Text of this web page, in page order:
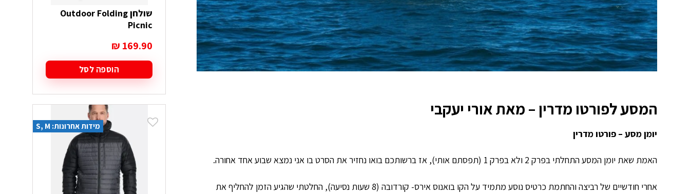
המסע לפורטו מדרין – מאת אורי יעקבי
יומן מסע – פורטו מדרין
האמת שאת יומן המסע התחלתי בפרק 2 ולא בפרק 1 (תפסתם אותי), אז ברשותכם בואו נחזיר את הסרט בו אני נמצא שבוע אחד אחורה.
אחרי חודשיים של רביצה והחתמת כרטיס נוסע מתמיד על הקו בואנוס אירס- קורדובה (8 שעות נסיעה), החלטתי שהגיע הזמן להחליף את
שולחן Outdoor Folding
Picnic
₪ 169.90
הוספה לסל
מידות אחרונות: S, M